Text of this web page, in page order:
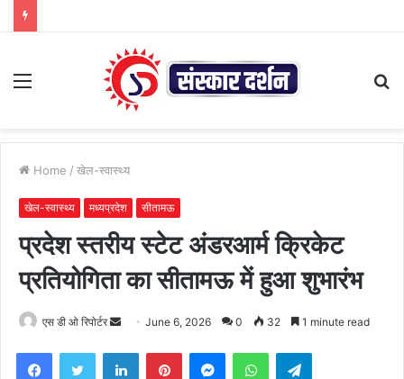
Menu
Home / खेल-स्वास्थ्य
खेल-स्वास्थ्य मध्यप्रदेश सीतामऊ
प्रदेश स्तरीय स्टेट अंडरआर्म क्रिकेट
प्रतियोगिता का सीतामऊ में हुआ शुभारंभ
एस डी ओ रिपोर्टर
Send June 6, 2026 0 32 1 minute read
FacebookTwitter LinkedInPinterestMessengerWhatsAppTelegram